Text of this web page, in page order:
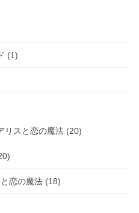
(1)
リスと恋の魔法 (20)
恋の魔法 (18)